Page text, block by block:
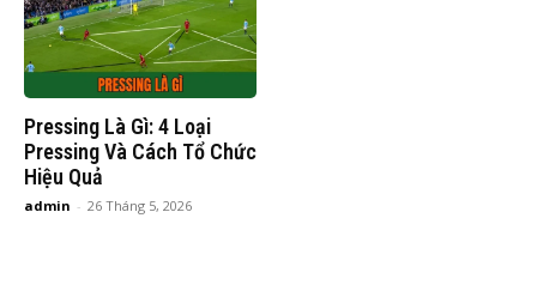
Pressing Là Gì: 4 Loại
Pressing Và Cách Tổ Chức
Hiệu Quả
admin - 26 Tháng 5, 2026